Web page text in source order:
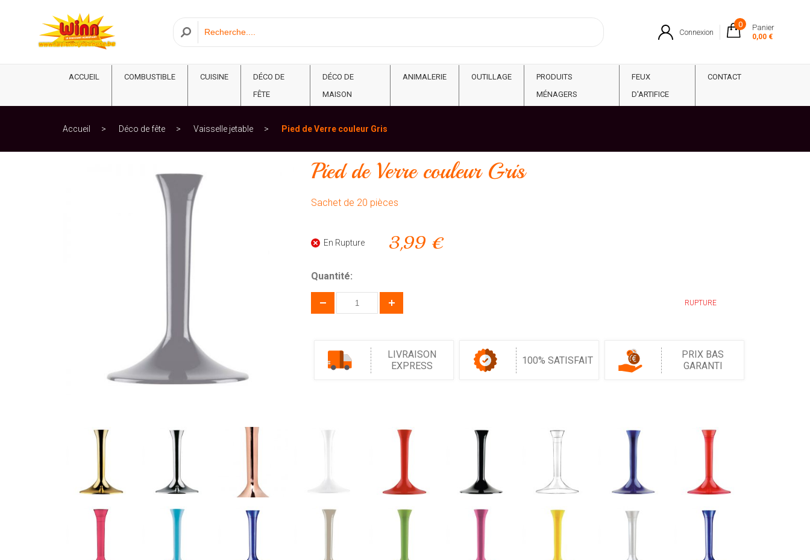
Connexion
0 Panier
0,00 €
ACCUEIL COMBUSTIBLE CUISINE
DÉCO DE
FÊTE
DÉCO DE
MAISON
ANIMALERIE OUTILLAGE
PRODUITS
MÉNAGERS
FEUX
D'ARTIFICE
CONTACT
Accueil Déco de fête Vaisselle jetable Pied de Verre couleur Gris
Pied de Verre couleur Gris
Sachet de 20 pièces
En Rupture 3,99 €
Quantité:
RUPTURE
LIVRAISON
EXPRESS
100% SATISFAIT
PRIX BAS
GARANTI